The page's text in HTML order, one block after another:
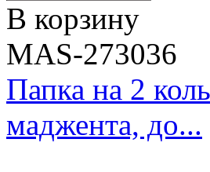
В корзину
MAS-273036
Папка на 2
маджента, до...